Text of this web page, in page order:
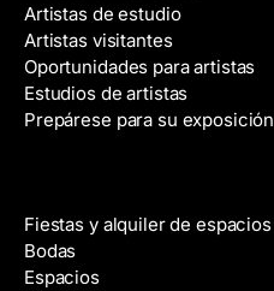
Artistas de estudio
Artistas visitantes
Oportunidades para artistas
Estudios de artistas
Prepárese para su exposición
Fiestas y alquiler de espacios
Bodas
Espacios